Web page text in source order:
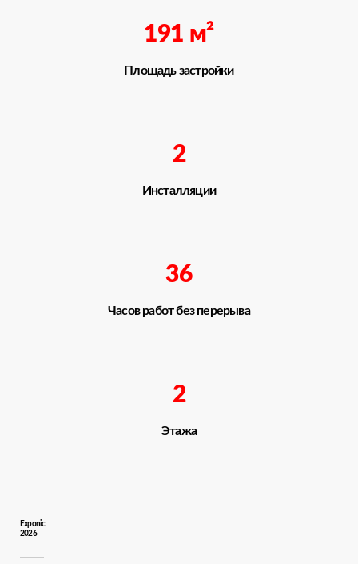
191 м²
Площадь застройки
2
Инсталляции
36
Часов работ без перерыва
2
Этажа
Exponic
2026